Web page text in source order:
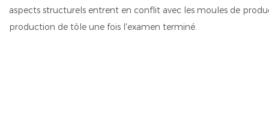
aspects structurels entrent en conflit avec les moules de
production de tôle une fois l'examen terminé.